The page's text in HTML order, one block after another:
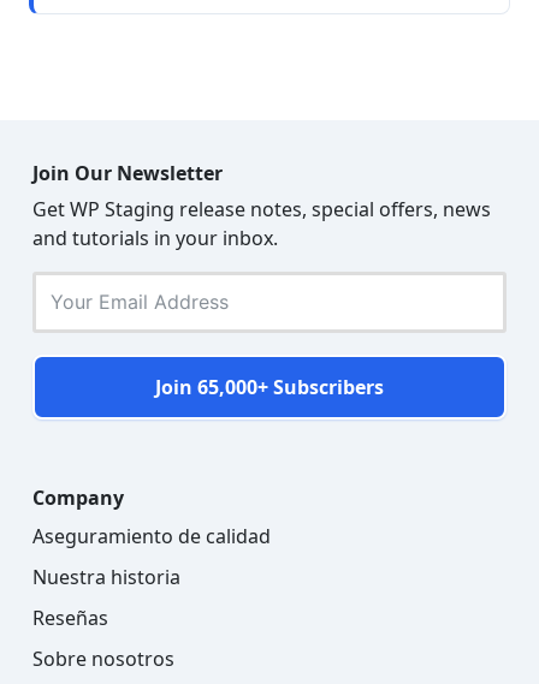
Join Our Newsletter
Get WP Staging release notes, special offers, news
and tutorials in your inbox.
Join 65,000+ Subscribers
Company
Aseguramiento de calidad
Nuestra historia
Reseñas
Sobre nosotros